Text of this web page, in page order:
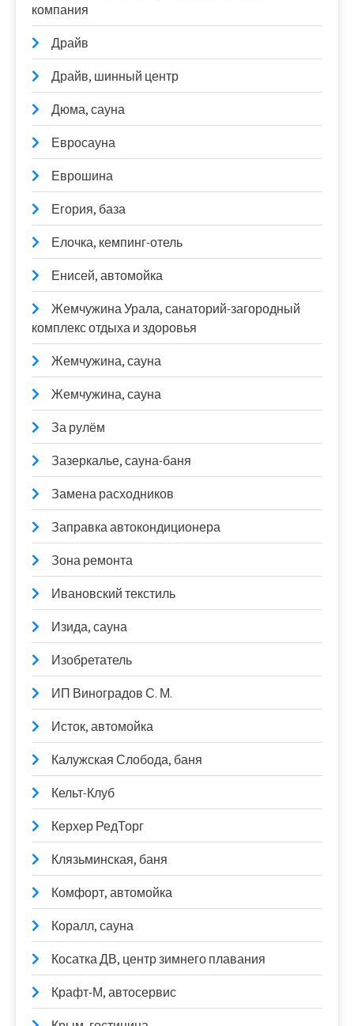
компания
Драйв
Драйв, шинный центр
Дюма, сауна
Евросауна
Еврошина
Егория, база
Елочка, кемпинг-отель
Енисей, автомойка
Жемчужина Урала, санаторий-загородный
комплекс отдыха и здоровья
Жемчужина, сауна
Жемчужина, сауна
За рулём
Зазеркалье, сауна-баня
Замена расходников
Заправка автокондиционера
Зона ремонта
Ивановский текстиль
Изида, сауна
Изобретатель
ИП Виноградов С. М.
Исток, автомойка
Калужская Слобода, баня
Кельт-Клуб
Керхер РедТорг
Клязьминская, баня
Комфорт, автомойка
Коралл, сауна
Косатка ДВ, центр зимнего плавания
Крафт-М, автосервис